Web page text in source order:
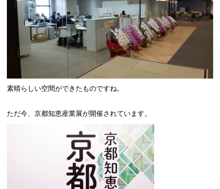
素晴らしい空間ができたものですね。
ただ今、京都知恵産業展が開催されています。